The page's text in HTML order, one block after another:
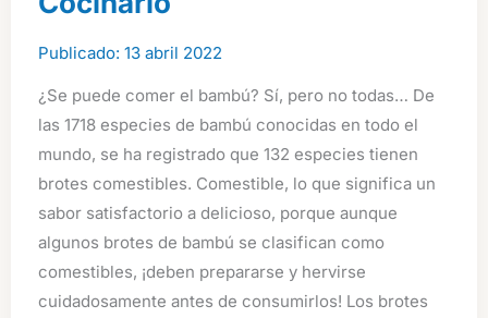
13 abril 2022
¿Se puede comer el bambú? Sí, pero no todas… De
las 1718 especies de bambú conocidas en todo el
mundo, se ha registrado que 132 especies tienen
brotes comestibles. Comestible, lo que significa un
sabor satisfactorio a delicioso, porque aunque
algunos brotes de bambú se clasifican como
comestibles, ¡deben prepararse y hervirse
cuidadosamente antes de consumirlos! Los brotes